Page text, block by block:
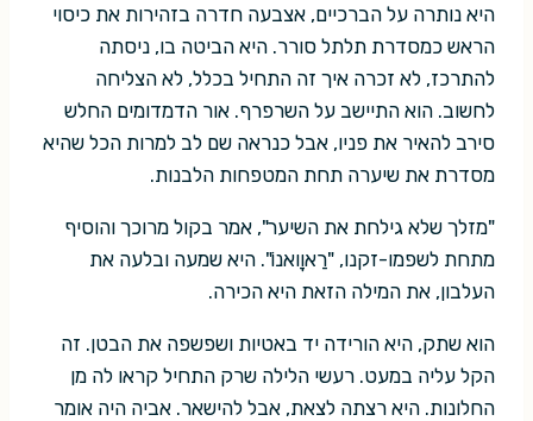
היא נותרה על הברכיים, אצבעה חדרה בזהירות את כיסוי
הראש כמסדרת תלתל סורר. היא הביטה בו, ניסתה
להתרכז, לא זכרה איך זה התחיל בכלל, לא הצליחה
לחשוב. הוא התיישב על השרפרף. אור הדמדומים החלש
סירב להאיר את פניו, אבל כנראה שם לב למרות הכל שהיא
מסדרת את שיערה תחת המטפחות הלבנות.
"מזלך שלא גילחת את השיער", אמר בקול מרוכך והוסיף
מתחת לשפמו-זקנו, "רַאוָואנוֹ". היא שמעה ובלעה את
העלבון, את המילה הזאת היא הכירה.
הוא שתק, היא הורידה יד באטיות ושפשפה את הבטן. זה
הקל עליה במעט. רעשי הלילה שרק התחיל קראו לה מן
החלונות. היא רצתה לצאת, אבל להישאר. אביה היה אומר